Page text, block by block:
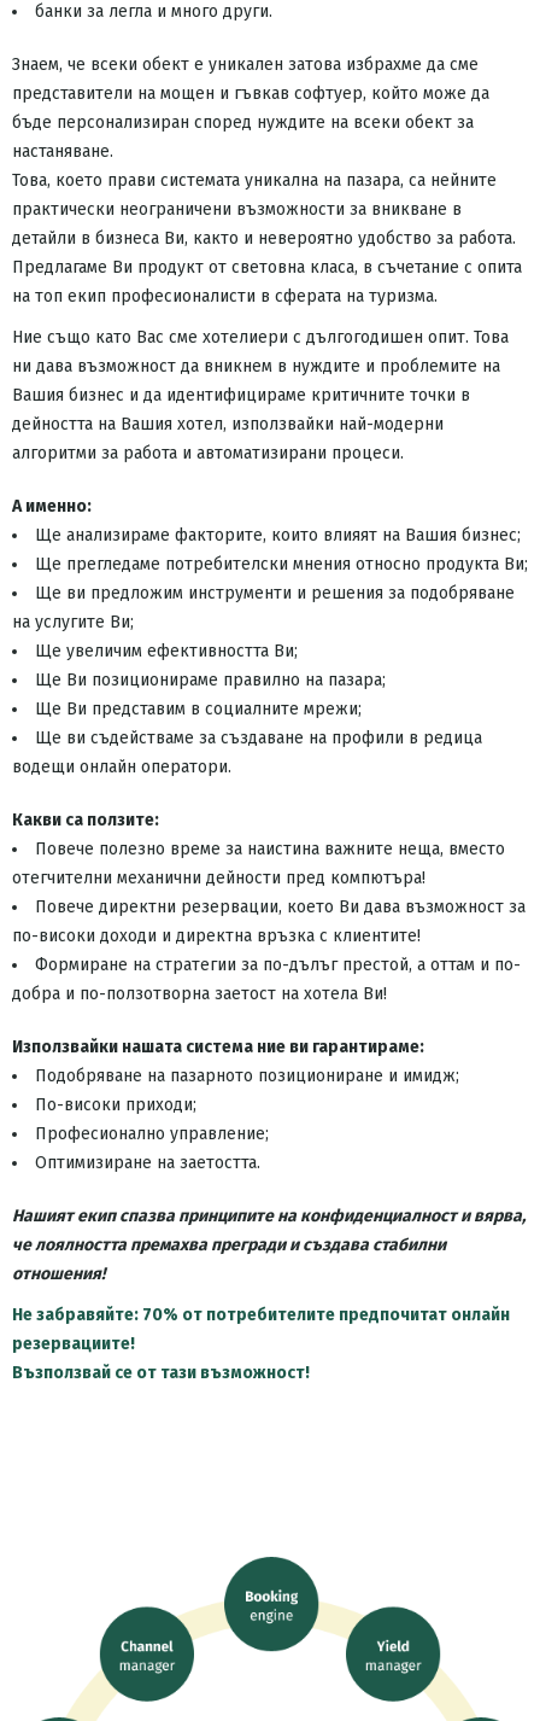
банки за легла и много други.
Знаем, че всеки обект е уникален затова избрахме да сме
представители на мощен и гъвкав софтуер, който може да
бъде персонализиран според нуждите на всеки обект за
настаняване.
Това, което прави системата уникална на пазара, са нейните
практически неограничени възможности за вникване в
детайли в бизнеса Ви, както и невероятно удобство за работа.
Предлагаме Ви продукт от световна класа, в съчетание с опита
на топ екип професионалисти в сферата на туризма.
Ние също като Вас сме хотелиери с дългогодишен опит. Това
ни дава възможност да вникнем в нуждите и проблемите на
Вашия бизнес и да идентифицираме критичните точки в
дейността на Вашия хотел, използвайки най-модерни
алгоритми за работа и автоматизирани процеси.
А именно:
Ще анализираме факторите, които влияят на Вашия бизнес;
Ще прегледаме потребителски мнения относно продукта Ви;
Ще ви предложим инструменти и решения за подобряване
на услугите Ви;
Ще увеличим ефективността Ви;
Ще Ви позиционираме правилно на пазара;
Ще Ви представим в социалните мрежи;
Ще ви съдействаме за създаване на профили в редица
водещи онлайн оператори.
Какви са ползите:
Повече полезно време за наистина важните неща, вместо
отегчителни механични дейности пред компютъра!
Повече директни резервации, което Ви дава възможност за
по-високи доходи и директна връзка с клиентите!
Формиране на стратегии за по-дълъг престой, а оттам и по-
добра и по-ползотворна заетост на хотела Ви!
Използвайки нашата система ние ви гарантираме:
Подобряване на пазарното позициониране и имидж;
По-високи приходи;
Професионално управление;
Оптимизиране на заетостта.
Нашият екип спазва принципите на конфиденциалност и вярва,
че лоялността премахва прегради и създава стабилни
отношения!
Не забравяйте: 70% от потребителите предпочитат онлайн
резервациите!
Възползвай се от тази възможност!